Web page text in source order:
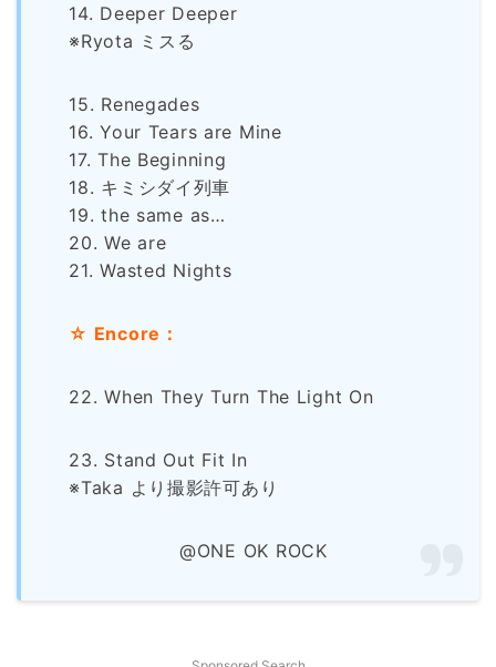
14. Deeper Deeper
※Ryota ミスる
15. Renegades
16. Your Tears are Mine
17. The Beginning
18. キミシダイ列車
19. the same as…
20. We are
21. Wasted Nights
☆ Encore：
22. When They Turn The Light On
23. Stand Out Fit In
※Taka より撮影許可あり
@ONE OK ROCK